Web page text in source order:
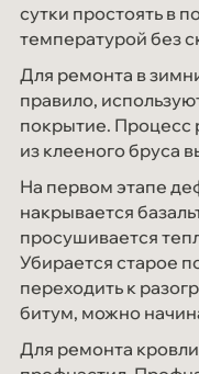
сутки простоять в
температурой без
Для ремонта в
правило,
покрытие. Процесс
из клееного бруса
На первом этапе
накрывается
просушивается
Убирается старое
переходить к
битум, можно
Для ремонта